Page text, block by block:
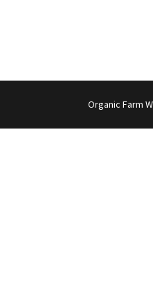
Organic Farm